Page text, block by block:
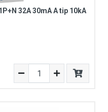
32A 30mA A tip 10kA